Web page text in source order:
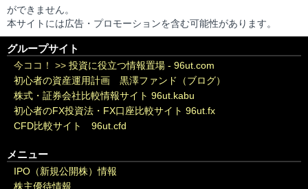
ができません。
本サイトには広告・プロモーションを含む可能性があります。
グループサイト
今ココ！ >> 投資に役立つ情報置場 - 96ut.com
初心者の資産運用計画 黒澤ファンド（ブログ）
株式・証券会社比較情報サイト 96ut.kabu
初心者のFX投資法・FX口座比較サイト 96ut.fx
CFD比較サイト 96ut.cfd
メニュー
IPO（新規公開株）情報
株主優待情報